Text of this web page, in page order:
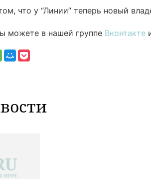
что у “Линии” теперь новый
можете в нашей группе Вконтакте